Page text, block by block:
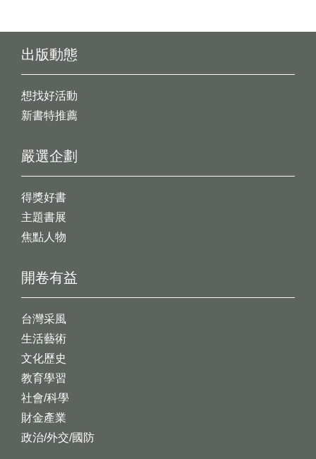
出版動態
想找好活動
新書特推薦
開卷有益
台灣采風
生活藝術
文化歷史
教育學習
社會/科學
財金產業
政治/外交/國防
嚴選企劃
得獎好書
主題書展
焦點人物